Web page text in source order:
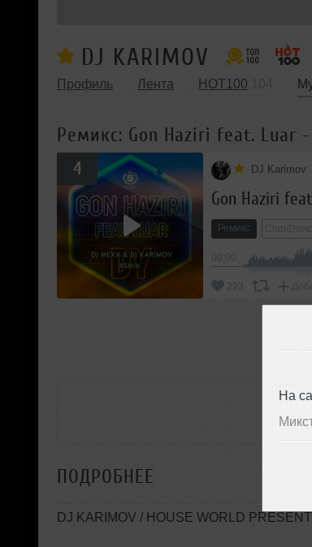
На
DJ KARIMOV
Профиль Лента HOT100
Ремикс: Gon Haziri feat. Luar -
4 DJ Karimov
Gon Haziri
Ремикс Club/
223
ПОДРОБНЕЕ
DJ KARIMOV / HOUSE WORLD